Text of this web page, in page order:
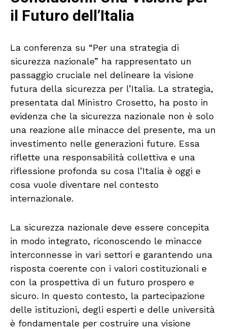
il Futuro dell’Italia
La conferenza su “Per una strategia di
sicurezza nazionale” ha rappresentato un
passaggio cruciale nel delineare la visione
futura della sicurezza per l’Italia. La strategia,
presentata dal Ministro Crosetto, ha posto in
evidenza che la sicurezza nazionale non è solo
una reazione alle minacce del presente, ma un
investimento nelle generazioni future. Essa
riflette una responsabilità collettiva e una
riflessione profonda su cosa l’Italia è oggi e
cosa vuole diventare nel contesto
internazionale.
La sicurezza nazionale deve essere concepita
in modo integrato, riconoscendo le minacce
interconnesse in vari settori e garantendo una
risposta coerente con i valori costituzionali e
con la prospettiva di un futuro prospero e
sicuro. In questo contesto, la partecipazione
delle istituzioni, degli esperti e delle università
è fondamentale per costruire una visione